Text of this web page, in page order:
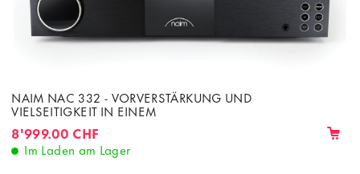
NAIM NAC 332 - VORVERSTÄRKUNG UND
VIELSEITIGKEIT IN EINEM
8'999.00 CHF
Im Laden am Lager